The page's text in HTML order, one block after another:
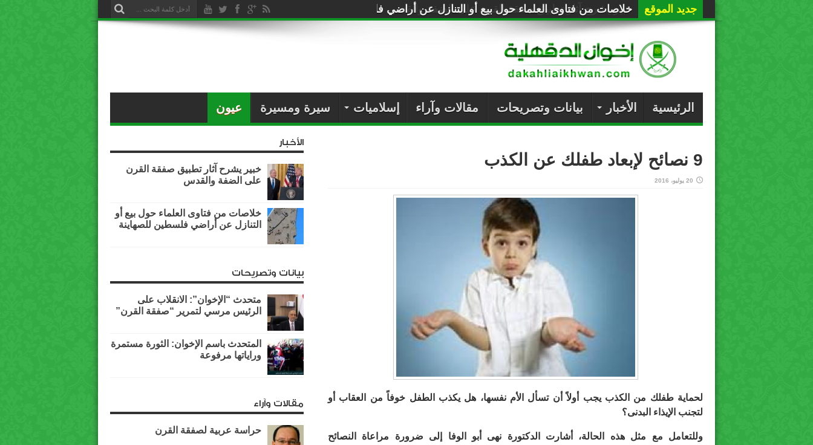
جديد الموقع خلاصات من فتاوى العلماء حول بيع أو التنازل عن أراضي فلسطين للصهاينة
الرئيسية الأخبار بيانات وتصريحات مقالات وآراء إسلاميات سيرة ومسيرة عيون
9 نصائح لإبعاد طفلك عن الكذب
20 يوليو، 2016
لحماية طفلك من الكذب يجب أولاً أن تسأل الأم نفسها، هل يكذب الطفل خوفاً من العقاب أو
لتجنب الإيذاء البدنى؟
وللتعامل مع مثل هذه الحالة، أشارت الدكتورة نهى أبو الوفا إلى ضرورة مراعاة النصائح
الأخبار
خبير يشرح آثار تطبيق صفقة القرن
على الضفة والقدس
خلاصات من فتاوى العلماء حول بيع أو
التنازل عن أراضي فلسطين للصهاينة
بيانات وتصريحات
متحدث “الإخوان”: الانقلاب على
الرئيس مرسي لتمرير “صفقة القرن”
المتحدث باسم الإخوان: الثورة مستمرة
وراياتها مرفوعة
مقالات وآراء
حراسة عربية لصفقة القرن